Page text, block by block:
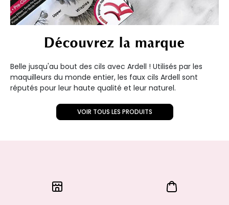
Découvrez la marque
Belle jusqu'au bout des cils avec Ardell ! Utilisés par les
maquilleurs du monde entier, les faux cils Ardell sont
réputés pour leur haute qualité et leur naturel.
VOIR TOUS LES PRODUITS